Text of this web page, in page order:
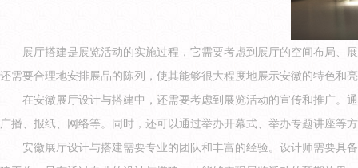
展厅搭建是展览活动的实施过程，它需要考虑到展厅的空间布局、
还需要合理地安排展品的陈列，使其能够很大程度地展示安徽的特色和
在安徽展厅设计与搭建中，还需要考虑到展览活动的宣传和推广。
广播、报纸、网络等。同时，还可以通过举办开幕式、举办专题讲座等
安徽展厅设计与搭建需要专业的团队和丰富的经验。设计师需要具